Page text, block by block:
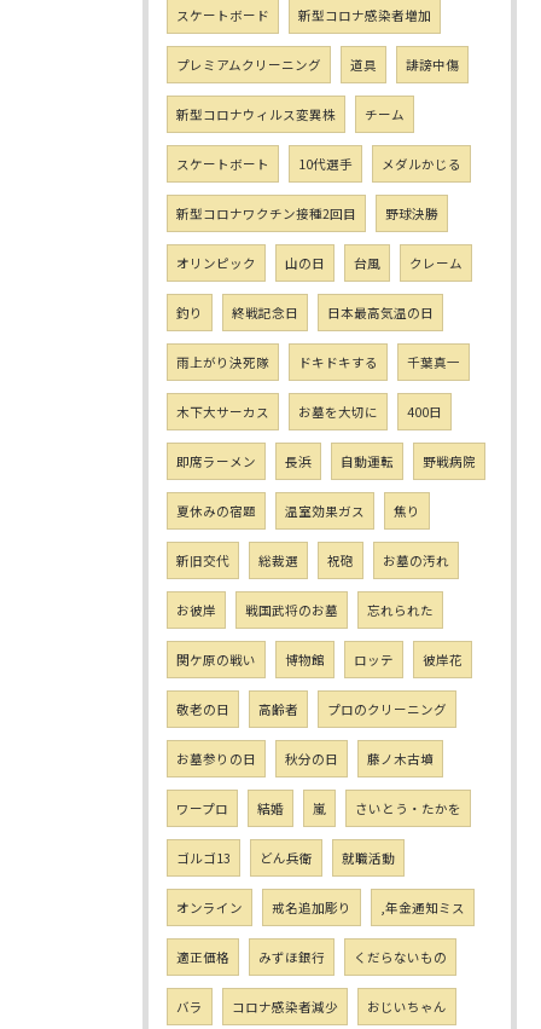
スケートボード 新型コロナ感染者増加
プレミアムクリーニング 道具 誹謗中傷
新型コロナウィルス変異株 チーム
スケートボート 10代選手 メダルかじる
新型コロナワクチン接種2回目 野球決勝
オリンピック 山の日 台風 クレーム
釣り 終戦記念日 日本最高気温の日
雨上がり決死隊 ドキドキする 千葉真一
木下大サーカス お墓を大切に 400日
即席ラーメン 長浜 自動運転 野戦病院
夏休みの宿題 温室効果ガス 焦り
新旧交代 総裁選 祝砲 お墓の汚れ
お彼岸 戦国武将のお墓 忘れられた
関ケ原の戦い 博物館 ロッテ 彼岸花
敬老の日 高齢者 プロのクリーニング
お墓参りの日 秋分の日 藤ノ木古墳
ワープロ 結婚 嵐 さいとう・たかを
ゴルゴ13 どん兵衛 就職活動
オンライン 戒名追加彫り ,年金通知ミス
適正価格 みずほ銀行 くだらないもの
バラ コロナ感染者減少 おじいちゃん